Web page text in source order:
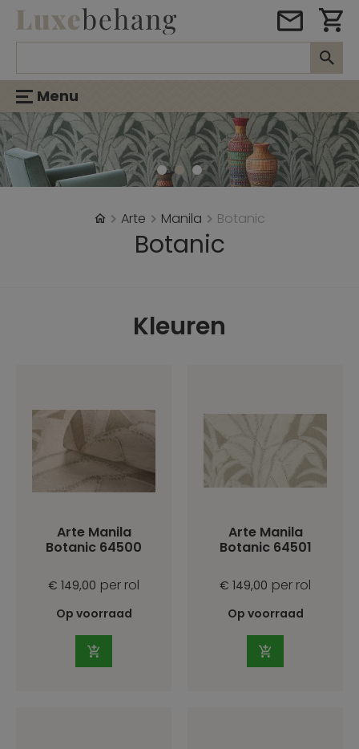
Menu
Arte Manila Botanic
Botanic
Kleuren
Arte Manila
Botanic 64500
€ 149,00 per rol
Op voorraad
Arte Manila
Botanic 64501
€ 149,00 per rol
Op voorraad